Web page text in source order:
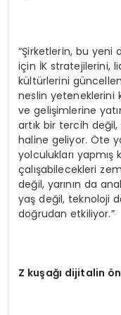
“Şirketlerin, bu
için İK stratejilerini,
kültürlerini
neslin yeteneklerini
ve gelişimlerine
artık bir tercih
haline geliyor. Öte
yolculukları yapmış
çalışabilecekleri
değil, yarının da
yaş değil, teknoloji
doğrudan etkiliyor.”
Z kuşağı dijitalin ö